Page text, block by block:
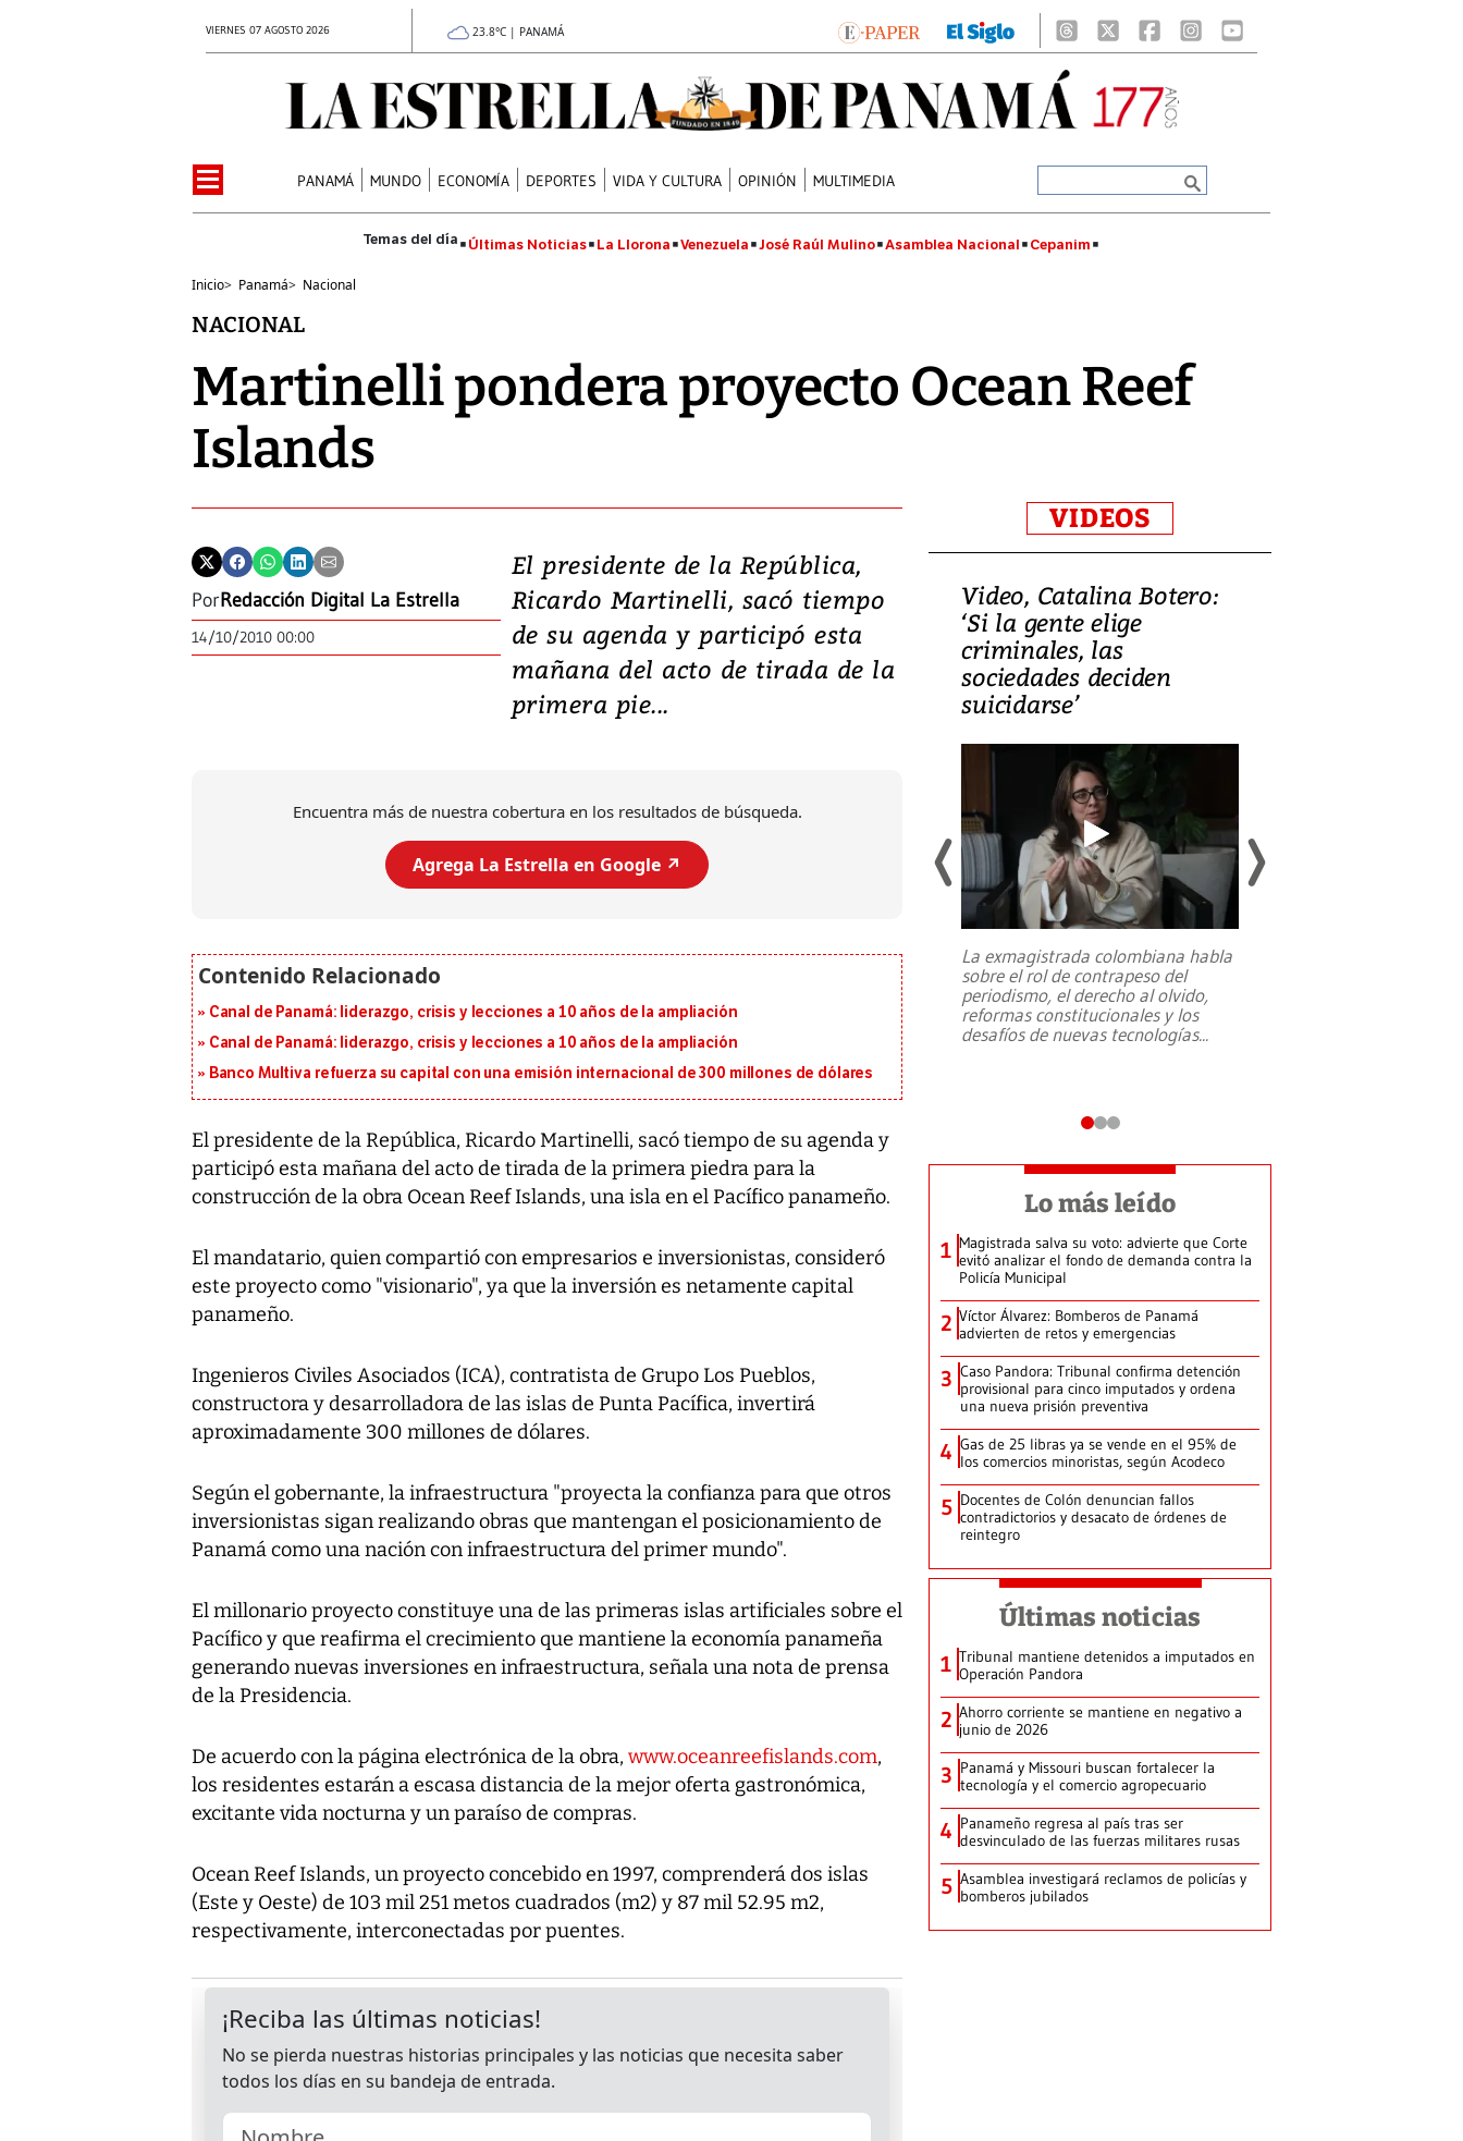
VIERNES 07 AGOSTO 2026 23.8°C | PANAMÁ
PANAMÁ MUNDO ECONOMÍA DEPORTES VIDA Y CULTURA OPINIÓN MULTIMEDIA
Últimas Noticias La Llorona Venezuela José Raúl Mulino Asamblea Nacional Cepanim
Inicio> Panamá> Nacional
NACIONAL
Martinelli pondera proyecto Ocean Reef
Islands
PorRedacción Digital La Estrella
14/10/2010 00:00
El presidente de la República,
Ricardo Martinelli, sacó tiempo
de su agenda y participó esta
mañana del acto de tirada de la
primera pie...
Encuentra más de nuestra cobertura en los resultados de búsqueda.
Agrega La Estrella en Google ↗️
Canal de Panamá: liderazgo, crisis y lecciones a 10 años de la ampliación
Canal de Panamá: liderazgo, crisis y lecciones a 10 años de la ampliación
Banco Multiva refuerza su capital con una emisión internacional de 300 millones de dólares
El presidente de la República, Ricardo Martinelli, sacó tiempo de su agenda y
participó esta mañana del acto de tirada de la primera piedra para la
construcción de la obra Ocean Reef Islands, una isla en el Pacífico panameño.
El mandatario, quien compartió con empresarios e inversionistas, consideró
este proyecto como "visionario", ya que la inversión es netamente capital
panameño.
Ingenieros Civiles Asociados (ICA), contratista de Grupo Los Pueblos,
constructora y desarrolladora de las islas de Punta Pacífica, invertirá
aproximadamente 300 millones de dólares.
Según el gobernante, la infraestructura "proyecta la confianza para que otros
inversionistas sigan realizando obras que mantengan el posicionamiento de
Panamá como una nación con infraestructura del primer mundo".
El millonario proyecto constituye una de las primeras islas artificiales sobre el
Pacífico y que reafirma el crecimiento que mantiene la economía panameña
generando nuevas inversiones en infraestructura, señala una nota de prensa
de la Presidencia.
De acuerdo con la página electrónica de la obra, www.oceanreefislands.com,
los residentes estarán a escasa distancia de la mejor oferta gastronómica,
excitante vida nocturna y un paraíso de compras.
Ocean Reef Islands, un proyecto concebido en 1997, comprenderá dos islas
(Este y Oeste) de 103 mil 251 metos cuadrados (m2) y 87 mil 52.95 m2,
respectivamente, interconectadas por puentes.
VIDEOS
Video, Japón: Terremoto
deja heridos y graves
daños en Kumamoto
al sur de Japón, provocando una
Video, Catalina Botero:
‘Si la gente elige
criminales, las
sociedades deciden
suicidarse’
La exmagistrada colombiana habla
sobre el rol de contrapeso del
periodismo, el derecho al olvido,
reformas constitucionales y los
desafíos de nuevas tecnologías...
Lo más leído
1 Magistrada salva su voto: advierte que Corte
evitó analizar el fondo de demanda contra la
Policía Municipal
2 Víctor Álvarez: Bomberos de Panamá
advierten de retos y emergencias
3 Caso Pandora: Tribunal confirma detención
provisional para cinco imputados y ordena
una nueva prisión preventiva
4 Gas de 25 libras ya se vende en el 95% de
los comercios minoristas, según Acodeco
5 Docentes de Colón denuncian fallos
contradictorios y desacato de órdenes de
reintegro
Últimas noticias
1 Tribunal mantiene detenidos a imputados en
Operación Pandora
2 Ahorro corriente se mantiene en negativo a
junio de 2026
3 Panamá y Missouri buscan fortalecer la
tecnología y el comercio agropecuario
4 Panameño regresa al país tras ser
desvinculado de las fuerzas militares rusas
5 Asamblea investigará reclamos de policías y
bomberos jubilados